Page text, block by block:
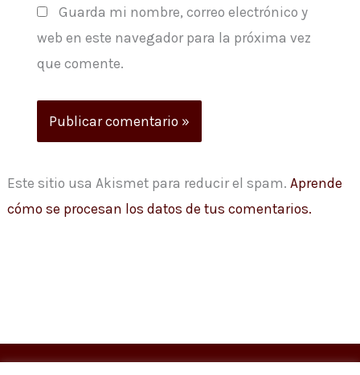
Guarda mi nombre, correo electrónico y
web en este navegador para la próxima vez
que comente.
Este sitio usa Akismet para reducir el spam.Aprende
cómo se procesan los datos de tus comentarios.